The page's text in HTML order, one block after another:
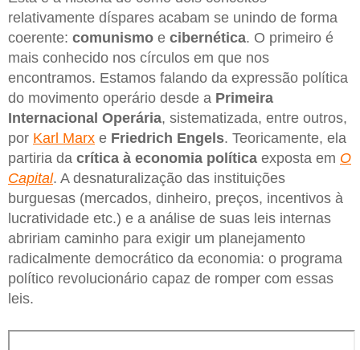
relativamente díspares acabam se unindo de forma
coerente: comunismo e cibernética. O primeiro é
mais conhecido nos círculos em que nos
encontramos. Estamos falando da expressão política
do movimento operário desde a Primeira
Internacional Operária, sistematizada, entre outros,
por Karl Marx e Friedrich Engels. Teoricamente, ela
partiria da crítica à economia política exposta em O
Capital. A desnaturalização das instituições
burguesas (mercados, dinheiro, preços, incentivos à
lucratividade etc.) e a análise de suas leis internas
abririam caminho para exigir um planejamento
radicalmente democrático da economia: o programa
político revolucionário capaz de romper com essas
leis.